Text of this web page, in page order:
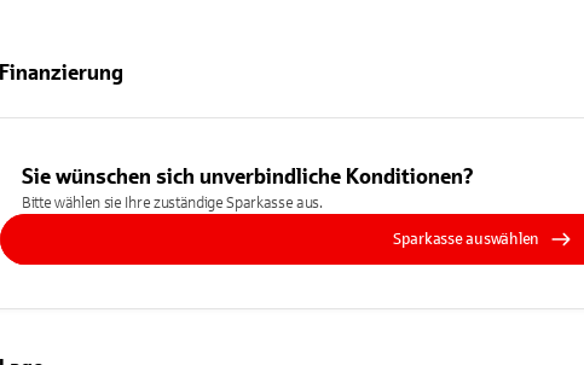
Finanzierung
Sie wünschen sich unverbindliche Konditionen?
Bitte wählen sie Ihre zuständige Sparkasse aus.
Sparkasse auswählen